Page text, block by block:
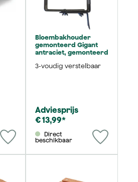
Bloembakhouder
gemonteerd Gigant
antraciet, gemonteerd
3-voudig verstelbaar
Adviesprijs
€ 13,99*
beschikbaar